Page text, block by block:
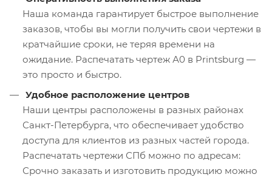
Наша команда гарантирует быстрое выполнение
заказов, чтобы вы могли получить свои чертежи в
кратчайшие сроки, не теряя времени на
ожидание. Распечатать чертеж А0 в Printsburg —
это просто и быстро.
Удобное расположение центров
Наши центры расположены в разных районах
Санкт-Петербурга, что обеспечивает удобство
доступа для клиентов из разных частей города.
Распечатать чертежи СПб можно по адресам:
Срочно заказать и изготовить продукцию можно